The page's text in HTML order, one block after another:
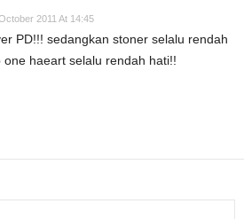
2011 At 14:45
PD!!! sedangkan stoner selalu rendah
haeart selalu rendah hati!!